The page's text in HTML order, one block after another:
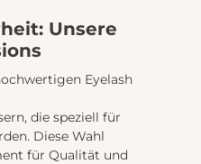
Unsere
Eyelash
die speziell für
Diese Wahl
für Qualität und